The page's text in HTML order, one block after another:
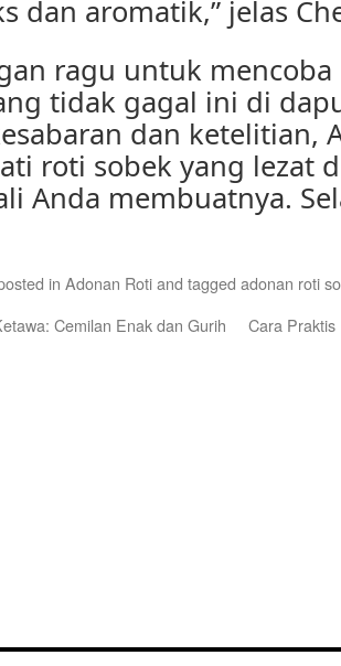
dan aromatik,” jelas
ragu untuk
tidak gagal ini di
dan ketelitian,
roti sobek yang lezat
Anda membuatnya.
in Adonan Rotiand tagged adonan roti
Cemilan Enak dan Gurih
Cara Praktis